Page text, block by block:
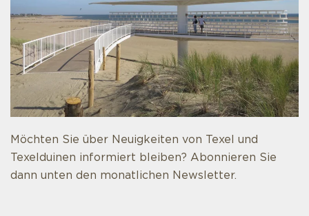
Möchten Sie über Neuigkeiten von Texel und
Texelduinen informiert bleiben? Abonnieren Sie
dann unten den monatlichen Newsletter.